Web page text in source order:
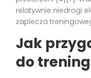
relatywnie niedrogi
zaplecza
Jak
do